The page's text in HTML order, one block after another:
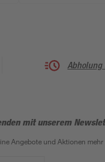
mit unserem
Angebote und Aktionen mehr